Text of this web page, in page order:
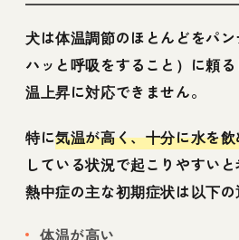
犬は体温調節のほとんどをパ
ハッと呼吸をすること）に頼
温上昇に対応できません。
特に気温が高く、十分に水を
している状況で起こりやすいと
熱中症の主な初期症状は以下の
体温が高い